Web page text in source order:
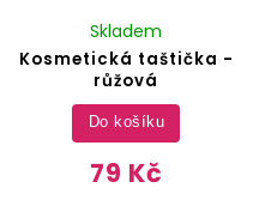
Kosmetická taštička -
růžová
Skladem
79 Kč
Do košíku